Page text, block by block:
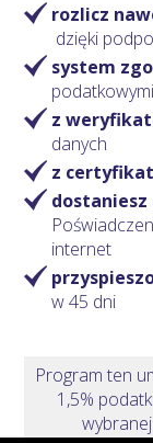
rozlicz
dzięki
system
podatkowymi
z
danych
z
dostaniesz
internet
w 45 dni
Program ten
1,5%